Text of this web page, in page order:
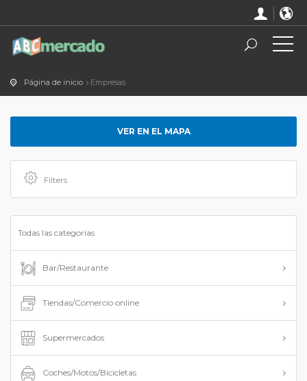
Página de inicio Empresas
VER EN EL MAPA
Filters
Todas las categorías
Bar/Restaurante
Tiendas/Comercio online
Supermercados
Coches/Motos/Bicicletas